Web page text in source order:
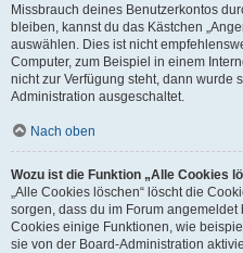
Missbrauch deines Benutzerkontos
bleiben, kannst du das Kästchen
auswählen. Dies ist nicht
Computer, zum Beispiel in einem
nicht zur Verfügung steht, dann wurde
Administration ausgeschaltet.
Nach oben
Wozu ist die Funktion „Alle Cookies
„Alle Cookies löschen“ löscht die
sorgen, dass du im Forum
Cookies einige Funktionen, wie
sie von der Board-Administration